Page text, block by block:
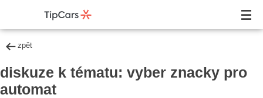
zpět
diskuze k tématu: vyber znacky pro
automat